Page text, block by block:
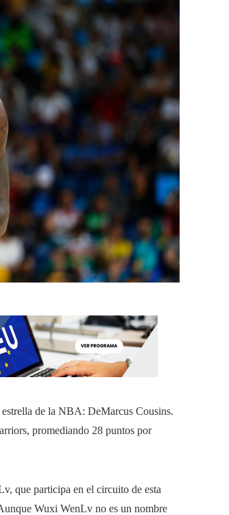
de la NBA: DeMarcus Cousins.
promediando 28 puntos por
que participa en el circuito de esta
Wuxi WenLv no es un nombre